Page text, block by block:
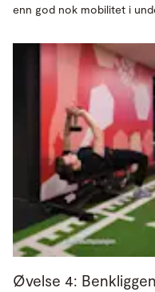
enn god nok mobilitet i
Øvelse 4: